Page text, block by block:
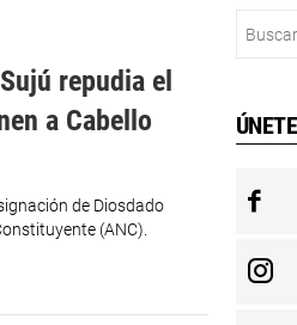
repudia el
a Cabello
de Diosdado
(ANC).